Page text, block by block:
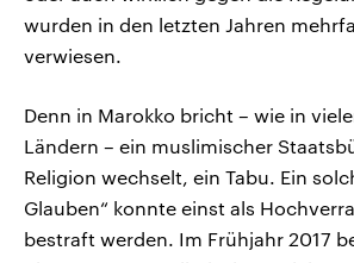
wurden in den letzten Jahren
verwiesen.
Denn in Marokko bricht – wie in
Ländern – ein muslimischer
Religion wechselt, ein Tabu. Ein
Glauben“ konnte einst als
bestraft werden. Im Frühjahr 2017